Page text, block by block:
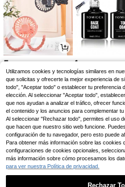
5 4
3 3
Utilizamos cookies y tecnologías similares en
que solicitas y ofrecerte la mejor experiencia de
todo", "Aceptar todo" o establecer tu preferencia
elección. Al seleccionar "Aceptar todo",
que nos ayudan a analizar el tráfico, ofrecer
el contenido y los anuncios para complementar
Al seleccionar "Rechazar todo", permites el uso
que hacen que nuestro sitio web funcione.
configuración de tu navegador, pero esto puede
Para obtener más información sobre las cookies
configuraciones de cookies opcionales,
más información sobre cómo procesamos los
para ver nuestra Política de privacidad.
Rechazar